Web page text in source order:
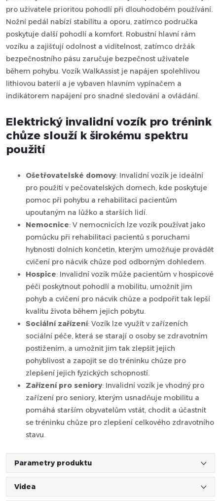
pro uživatele prioritou pohodlí při dlouhodobém používání.
Nožní pedál nabízí stabilitu a oporu, zatímco područka
poskytuje další pohodlí a komfort. Robustní hlavní rám
vozíku a zajišťují odolnost a viditelnost, zatímco držák
bezpečnostního pásu zaručuje bezpečnost uživatele
během pohybu. Vozík WalkAssist je napájen spolehlivou
lithiovou baterií a je vybaven hlavním vypínačem a
indikátorem napájení pro snadné sledování a ovládání.
Elektrický invalidní vozík pro trénink
chůze slouží k širokému spektru
použití
Ošetřovatelské domovy: Invalidní vozík je ideální
pro použití v pečovatelských domech, kde poskytuje
pomoc při pohybu a rehabilitaci pacientům
upoutaným na lůžko a starších lidí.
Nemocnice: V nemocnicích lze vozík používat jako
pomůcku při rehabilitaci pacientů s poruchami
hybnosti dolních končetin, kterým umožňuje provádět
cvičení pro nácvik chůze pod odborným dohledem.
Hospice: Invalidní vozík může pacientům v hospicové
péči poskytnout pohodlí a mobilitu, umožnit jim
pohyb a cvičení pro nácvik chůze a podpořit tak lepší
kvalitu života během jejich pobytu.
Sociální zařízení: Vozík lze využít v zařízeních
sociální péče, která se starají o osoby se zdravotním
postižením, a umožnit jim tak zlepšit jejich
pohyblivost a zapojit se do tréninku chůze pro
zlepšení jejich fyzických schopností.
Zařízení pro seniory: Invalidní vozík je vhodný pro
zařízení pro seniory, kterým usnadňuje mobilitu a
pomáhá starším obyvatelům vstát, chodit a účastnit
se tréninku chůze pro zlepšení celkového zdravotního
stavu.
Parametry produktu
Videa